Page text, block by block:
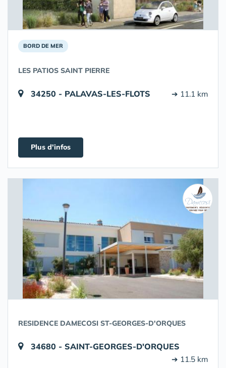
BORD DE MER
LES PATIOS SAINT PIERRE
34250 - PALAVAS-LES-FLOTS ➔ 11.1 km
Plus d'infos
RESIDENCE DAMECOSI ST-GEORGES-D'ORQUES
34680 - SAINT-GEORGES-D'ORQUES
➔ 11.5 km